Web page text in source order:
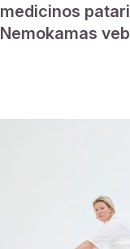
medicinos
Nemokamas